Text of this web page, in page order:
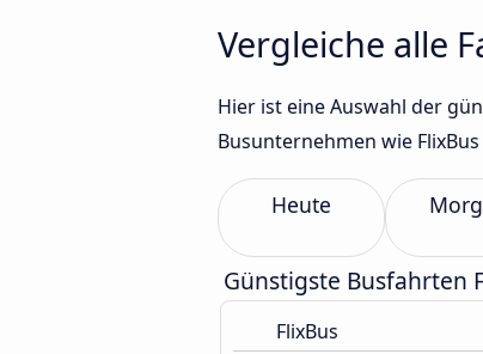
Vergleiche alle
Hier ist eine Auswahl der
Busunternehmen wie
Heute
Günstigste Busfahrten
FlixBus